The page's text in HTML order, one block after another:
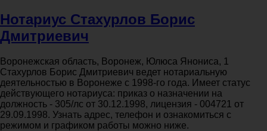
Нотариус Стахурлов Борис
Дмитриевич
Воронежская область, Воронеж, Юлюса Янониса, 1
Стахурлов Борис Дмитриевич ведет нотариальную
деятельностью в Воронеже с 1998-го года. Имеет статус
действующего нотариуса: приказ о назначении на
должность - 305/лс от 30.12.1998, лицензия - 004721 от
29.09.1998. Узнать адрес, телефон и ознакомиться с
режимом и графиком работы можно ниже.